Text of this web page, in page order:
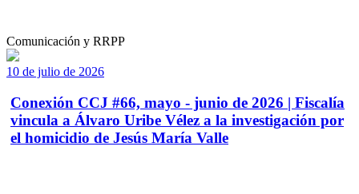
Comunicación y RRPP
10 de julio de 2026
Conexión CCJ #66, mayo - junio de 2026 | Fiscalía
vincula a Álvaro Uribe Vélez a la investigación por
el homicidio de Jesús María Valle